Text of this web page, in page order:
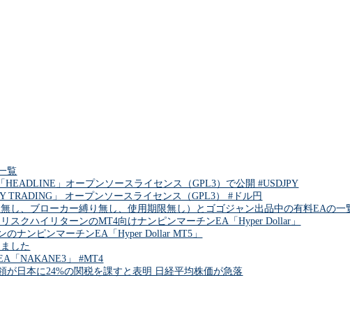
覧
」オープンソースライセンス（GPL3）で公開 #USDJPY
TRADING」 オープンソースライセンス（GPL3） #ドル円
し、ブローカー縛り無し、使用期限無し）とゴゴジャン出品中の有料EAの一
スクハイリターンのMT4向けナンピンマーチンEA「Hyper Dollar」
ナンピンマーチンEA「Hyper Dollar MT5」
した
「NAKANE3」 #MT4
が日本に24%の関税を課すと表明 日経平均株価が急落